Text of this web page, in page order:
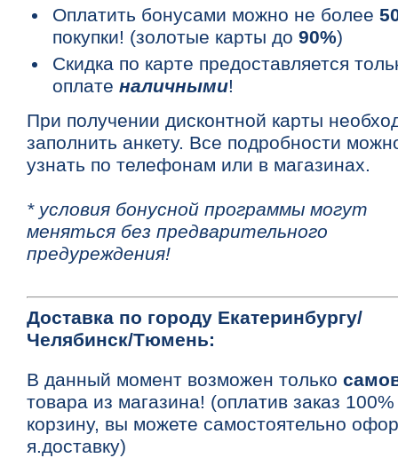
Оплатить бонусами можно не более
покупки! (золотые карты до 90%)
Скидка по карте предоставляется
оплате наличными!
При получении дисконтной карты
заполнить анкету. Все подробности
узнать по телефонам или в магазинах.
* условия бонусной программы могут
меняться без предварительного
предуреждения!
Доставка по городу Екатеринбургу/
Челябинск/Тюмень:
В данный момент возможен только
товара из магазина! (оплатив заказ
корзину, вы можете самостоятельно
я.доставку)